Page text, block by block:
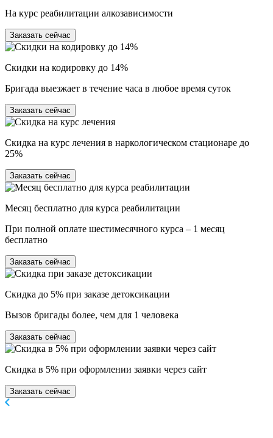
На курс реабилитации алкозависимости
Заказать сейчас
Скидки на кодировку до 14%
Бригада выезжает в течение часа в любое время суток
Заказать сейчас
Скидка на курс лечения в наркологическом стационаре до
25%
Заказать сейчас
Месяц бесплатно для курса реабилитации
При полной оплате шестимесячного курса – 1 месяц
бесплатно
Заказать сейчас
Скидка до 5% при заказе детоксикации
Вызов бригады более, чем для 1 человека
Заказать сейчас
Скидка в 5% при оформлении заявки через сайт
Заказать сейчас